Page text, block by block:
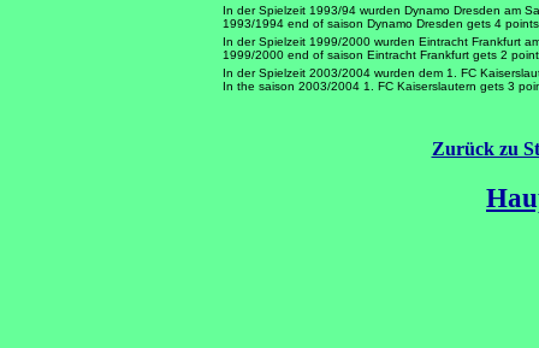
In der Spielzeit 1993/94 wurden Dynamo Dresden am
1993/1994 end of saison Dynamo Dresden gets 4
In der Spielzeit 1999/2000 wurden Eintracht Frankfurt
1999/2000 end of saison Eintracht Frankfurt gets 2
In der Spielzeit 2003/2004 wurden dem 1. FC
In the saison 2003/2004 1. FC Kaiserslautern gets 3
Zurück zu